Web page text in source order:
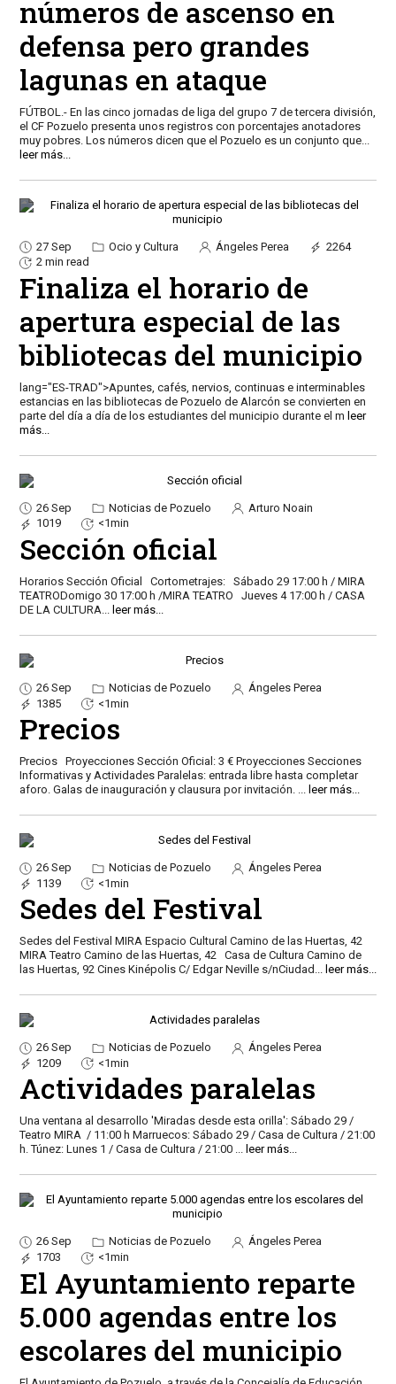
números de ascenso en
defensa pero grandes
lagunas en ataque
FÚTBOL.- En las cinco jornadas de liga del grupo 7 de tercera división,
el CF Pozuelo presenta unos registros con porcentajes anotadores
muy pobres. Los números dicen que el Pozuelo es un conjunto que...
leer más...
27 Sep Ocio y Cultura Ángeles Perea
2264
2 min read
Finaliza el horario de
apertura especial de las
bibliotecas del municipio
lang="ES-TRAD">Apuntes, cafés, nervios, continuas e interminables
estancias en las bibliotecas de Pozuelo de Alarcón se convierten en
parte del día a día de los estudiantes del municipio durante el m leer
más...
26 Sep Noticias de Pozuelo
Arturo Noain
1019
<1min
Sección oficial
Horarios Sección Oficial Cortometrajes: Sábado 29 17:00 h / MIRA
TEATRODomigo 30 17:00 h /MIRA TEATRO Jueves 4 17:00 h / CASA
DE LA CULTURA
leer más...
26 Sep Noticias de Pozuelo
Ángeles Perea
1385
<1min
Precios
Precios Proyecciones Sección Oficial: 3 € Proyecciones Secciones
Informativas y Actividades Paralelas: entrada libre hasta completar
aforo. Galas de inauguración y clausura por invitación. ... leer más...
26 Sep Noticias de Pozuelo
Ángeles Perea
1139
<1min
Sedes del Festival
Sedes del Festival MIRA Espacio Cultural Camino de las Huertas, 42
MIRA Teatro Camino de las Huertas, 42 Casa de Cultura Camino de
las Huertas, 92 Cines Kinépolis C/ Edgar Neville s/nCiudad ... leer más...
26 Sep Noticias de Pozuelo
Ángeles Perea
1209
<1min
Actividades paralelas
Una ventana al desarrollo 'Miradas desde esta orilla': Sábado 29 /
Teatro MIRA / 11:00 h Marruecos: Sábado 29 / Casa de Cultura / 21:00
h. Túnez: Lunes 1 / Casa de Cultura / 21:00 ... leer más...
26 Sep Noticias de Pozuelo
Ángeles Perea
1703
<1min
El Ayuntamiento reparte
5.000 agendas entre los
escolares del municipio